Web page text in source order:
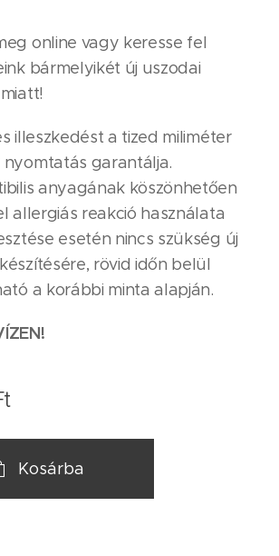
online vagy keresse fel
bármelyikét új uszodai
illeszkedést a tized miliméter
nyomtatás garantálja.
anyagának köszönhetően
allergiás reakció használata
esetén nincs szükség új
rövid időn belül
a korábbi minta alapján.
Kosárba